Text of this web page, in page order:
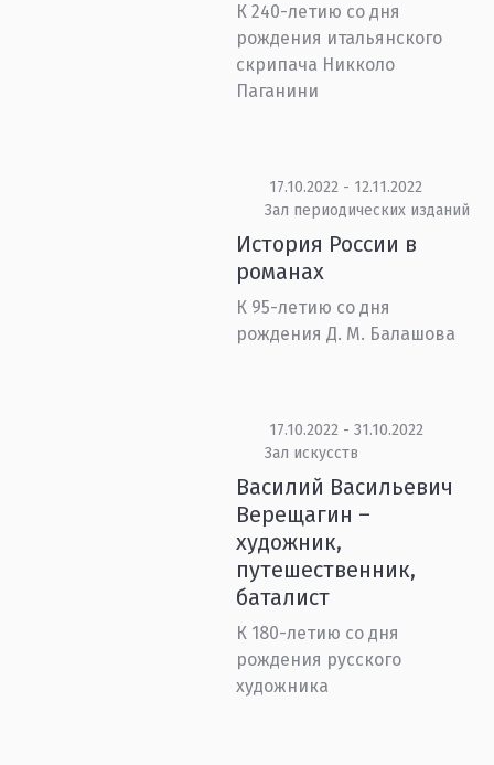
К 240-летию со дня
рождения итальянского
скрипача Никколо
Паганини
17.10.2022 - 12.11.2022
Зал периодических изданий
История России в
романах
К 95-летию со дня
рождения Д. М. Балашова
17.10.2022 - 31.10.2022
Зал искусств
Василий Васильевич
Верещагин –
художник,
путешественник,
баталист
К 180-летию со дня
рождения русского
художника